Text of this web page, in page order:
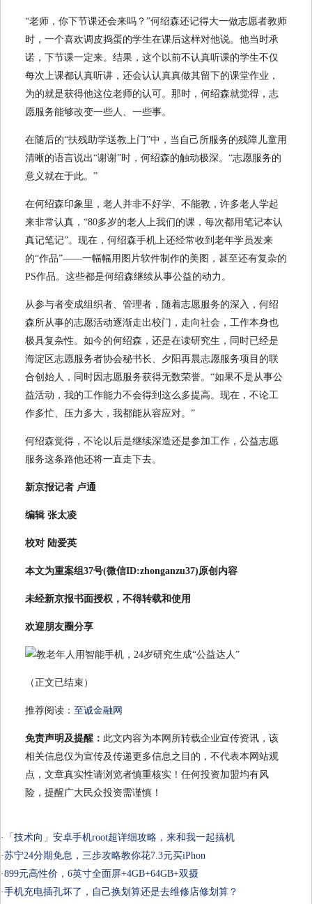
“老师，你下节课还会来吗？”何绍森还记得大一做志愿者教师
时，一个喜欢调皮捣蛋的学生在课后这样对他说。他当时承
诺，下节课一定来。结果，这个以前不认真听课的学生不仅
每次上课都认真听讲，还会认认真真做其留下的课堂作业，
为的就是获得他这位老师的认可。那时，何绍森就觉得，志
愿服务能够改变一些人、一些事。
在随后的“扶残助学送教上门”中，当自己所服务的残障儿童用
清晰的语言说出“谢谢”时，何绍森的触动极深。“志愿服务的
意义就在于此。”
在何绍森印象里，老人并非不好学、不能教，许多老人学起
来非常认真，“80多岁的老人上我们的课，每次都用笔记本认
真记笔记”。现在，何绍森手机上还经常收到老年学员发来
的“作品”——一幅幅用图片软件制作的美图，甚至还有复杂的
PS作品。这些都是何绍森继续从事公益的动力。
从参与者变成组织者、管理者，随着志愿服务的深入，何绍
森所从事的志愿活动逐渐走出校门，走向社会，工作本身也
极具复杂性。如今的何绍森，还是在读研究生，同时已经是
海淀区志愿服务者协会秘书长、夕阳再晨志愿服务项目的联
合创始人，同时因志愿服务获得无数荣誉。“如果不是从事公
益活动，我的工作能力不会得到这么多提高。现在，不论工
作多忙、压力多大，我都能从容应对。”
何绍森觉得，不论以后是继续深造还是参加工作，公益志愿
服务这条路他还将一直走下去。
新京报记者 卢通
编辑 张太凌
校对 陆爱英
本文为重案组37号(微信ID:zhonganzu37)原创内容
未经新京报书面授权，不得转载和使用
欢迎朋友圈分享
（正文已结束）
推荐阅读： 至诚金融网
免责声明及提醒： 此文内容为本网所转载企业宣传资讯，该
相关信息仅为宣传及传递更多信息之目的，不代表本网站观
点，文章真实性请浏览者慎重核实！任何投资加盟均有风
险，提醒广大民众投资需谨慎！
·
「技术向」安卓手机root超详细攻略，来和我一起搞机
·苏宁24分期免息，三步攻略教你花7.3元买iPhon
·899元高性价，6英寸全面屏+4GB+64GB+双摄
·手机充电插孔坏了，自己换划算还是去维修店修划算？